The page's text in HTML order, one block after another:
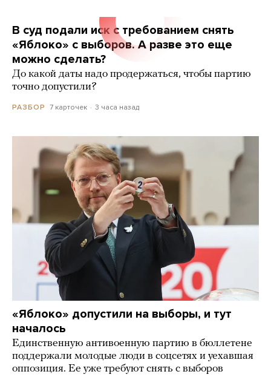
В суд подали иск с требованием снять
«Яблоко» с выборов. А разве это еще
можно сделать?
До какой даты надо продержаться, чтобы партию
точно допустили?
РАЗБОР 7 карточек 3 часа назад
«Яблоко» допустили на выборы, и тут
началось
Единственную антивоенную партию в бюллетене
поддержали молодые люди в соцсетях и уехавшая
оппозиция. Ее уже требуют снять с выборов